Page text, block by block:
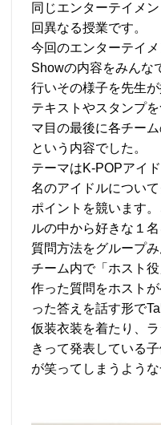
同じエンターテイメ
回異なる授業です。
今回のエンターテイ
Showの内容をみんな
行いその様子を先生
テキストやスタンプ
マ目の最後に各チー
という内容でした。
テーマはK-POPアイ
名のアイドルについ
ポイントを競います
ルの中から好きな１
質問方法をグループみ
チーム内で「ホスト
作った質問をホスト
った答えを話す形で
仮装衣装を着たり、
きって発表している
が笑ってしまうような